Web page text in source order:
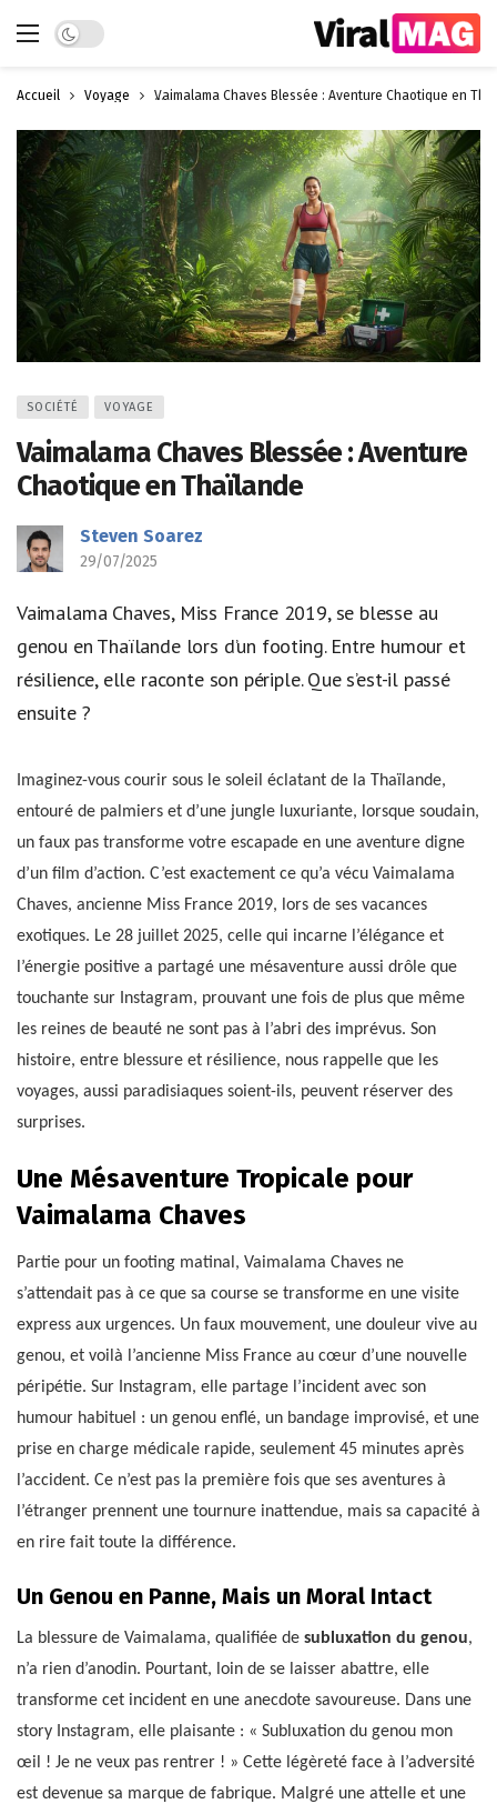
Dark mode
Accueil Voyage Vaimalama Chaves Blessée : Aventure Chaotique en
SOCIÉTÉ VOYAGE
Vaimalama Chaves Blessée : Aventure
Chaotique en Thaïlande
Steven Soarez
29/07/2025
Vaimalama Chaves, Miss France 2019, se blesse au
genou en Thaïlande lors d’un footing. Entre humour et
résilience, elle raconte son périple. Que s’est-il passé
ensuite ?
Imaginez-vous courir sous le soleil éclatant de la Thaïlande,
entouré de palmiers et d’une jungle luxuriante, lorsque soudain,
un faux pas transforme votre escapade en une aventure digne
d’un film d’action. C’est exactement ce qu’a vécu Vaimalama
Chaves, ancienne Miss France 2019, lors de ses vacances
exotiques. Le 28 juillet 2025, celle qui incarne l’élégance et
l’énergie positive a partagé une mésaventure aussi drôle que
touchante sur Instagram, prouvant une fois de plus que même
les reines de beauté ne sont pas à l’abri des imprévus. Son
histoire, entre blessure et résilience, nous rappelle que les
voyages, aussi paradisiaques soient-ils, peuvent réserver des
surprises.
Une Mésaventure Tropicale pour
Vaimalama Chaves
Partie pour un footing matinal, Vaimalama Chaves ne
s’attendait pas à ce que sa course se transforme en une visite
express aux urgences. Un faux mouvement, une douleur vive au
genou, et voilà l’ancienne Miss France au cœur d’une nouvelle
péripétie. Sur Instagram, elle partage l’incident avec son
humour habituel : un genou enflé, un bandage improvisé, et une
prise en charge médicale rapide, seulement 45 minutes après
l’accident. Ce n’est pas la première fois que ses aventures à
l’étranger prennent une tournure inattendue, mais sa capacité à
en rire fait toute la différence.
Un Genou en Panne, Mais un Moral Intact
La blessure de Vaimalama, qualifiée de subluxation du genou,
n’a rien d’anodin. Pourtant, loin de se laisser abattre, elle
transforme cet incident en une anecdote savoureuse. Dans une
story Instagram, elle plaisante : « Subluxation du genou mon
œil ! Je ne veux pas rentrer ! » Cette légèreté face à l’adversité
est devenue sa marque de fabrique. Malgré une attelle et une